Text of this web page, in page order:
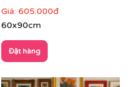
Giá: 605.000đ
60x90cm
Đặt hàng